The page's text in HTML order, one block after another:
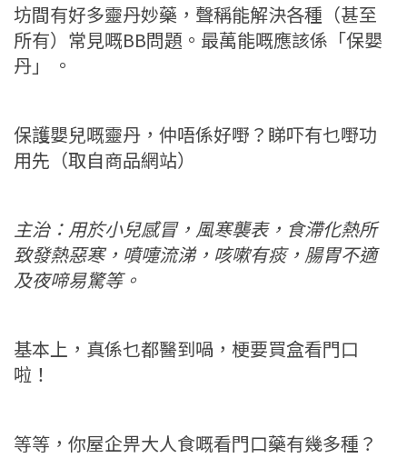
坊間有好多靈丹妙藥，聲稱能解決各種（甚至
所有）常見嘅BB問題。最萬能嘅應該係「保嬰
丹」 。
保護嬰兒嘅靈丹，仲唔係好嘢？睇吓有乜嘢功
用先（取自商品網站）
主治：用於小兒感冒，風寒襲表，食滯化熱所
致發熱惡寒，噴嚏流涕，咳嗽有痰，腸胃不適
及夜啼易驚等。
基本上，真係乜都醫到喎，梗要買盒看門口
啦！
等等，你屋企畀大人食嘅看門口藥有幾多種？